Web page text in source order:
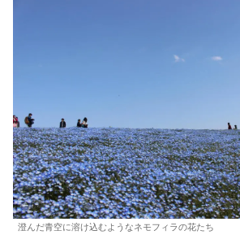
澄んだ青空に溶け込むようなネモフィラの花たち